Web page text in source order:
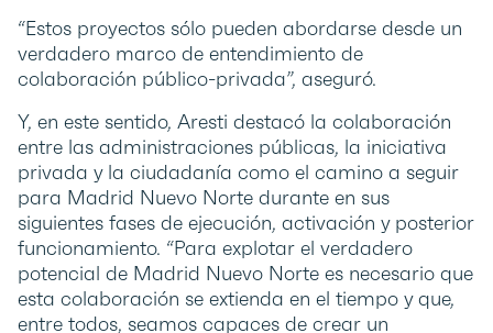
“Estos proyectos sólo pueden abordarse desde un
verdadero marco de entendimiento de
colaboración público-privada”, aseguró.
Y, en este sentido, Aresti destacó la colaboración
entre las administraciones públicas, la iniciativa
privada y la ciudadanía como el camino a seguir
para Madrid Nuevo Norte durante en sus
siguientes fases de ejecución, activación y posterior
funcionamiento. “Para explotar el verdadero
potencial de Madrid Nuevo Norte es necesario que
esta colaboración se extienda en el tiempo y que,
entre todos, seamos capaces de crear un